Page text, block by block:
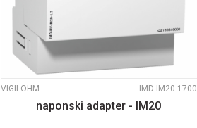
VIGILOHM IMD-IM20-1700
naponski adapter - IM20